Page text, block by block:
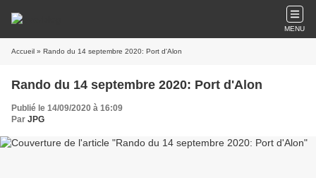
MENU
Accueil » Rando du 14 septembre 2020: Port d'Alon
Rando du 14 septembre 2020: Port d'Alon
Publié le 14/09/2020 à 16:09
Par JPG